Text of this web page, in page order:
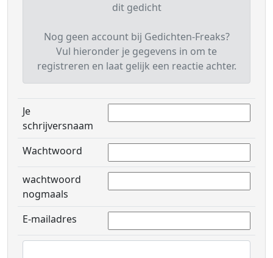
dit gedicht
Nog geen account bij Gedichten-Freaks?
Vul hieronder je gegevens in om te
registreren en laat gelijk een reactie achter.
Je
schrijversnaam
Wachtwoord
wachtwoord
nogmaals
E-mailadres